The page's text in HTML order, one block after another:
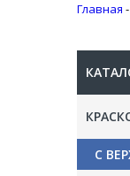
Главная -
С